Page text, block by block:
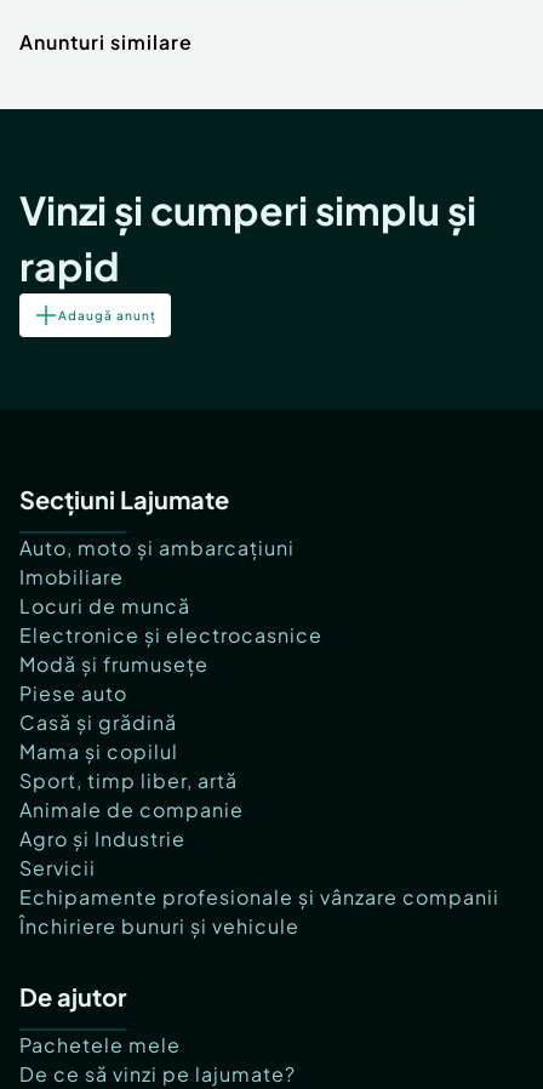
Anunturi similare
Vinzi și cumperi simplu și
rapid
Adaugă anunț
Secțiuni Lajumate
Auto, moto și ambarcațiuni
Imobiliare
Locuri de muncă
Electronice și electrocasnice
Modă și frumusețe
Piese auto
Casă și grădină
Mama și copilul
Sport, timp liber, artă
Animale de companie
Agro și Industrie
Servicii
Echipamente profesionale și vânzare companii
Închiriere bunuri și vehicule
De ajutor
Pachetele mele
De ce să vinzi pe lajumate?